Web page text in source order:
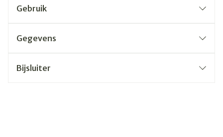
Gebruik
Gegevens
Bijsluiter